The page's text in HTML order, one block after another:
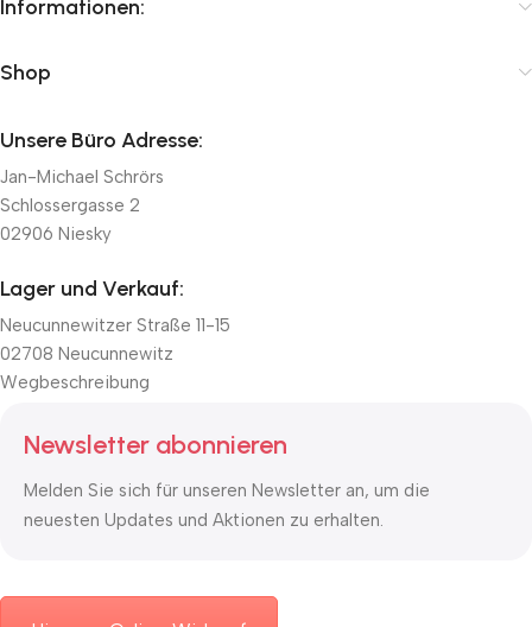
Informationen:
Shop
Unsere Büro Adresse:
Jan-Michael Schrörs
Schlossergasse 2
02906 Niesky
Lager und Verkauf:
Neucunnewitzer Straße 11-15
02708 Neucunnewitz
Wegbeschreibung
Newsletter abonnieren
Melden Sie sich für unseren Newsletter an, um die
neuesten Updates und Aktionen zu erhalten.